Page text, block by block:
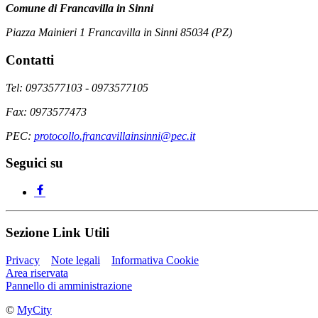
Comune di Francavilla in Sinni
Piazza Mainieri 1 Francavilla in Sinni 85034 (PZ)
Contatti
Tel: 0973577103 - 0973577105
Fax: 0973577473
PEC: protocollo.francavillainsinni@pec.it
Seguici su
Sezione Link Utili
Privacy Note legali
Informativa Cookie
Area riservata
Pannello di amministrazione
© MyCity